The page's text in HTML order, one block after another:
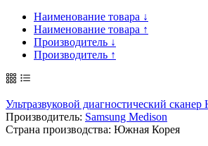
Наименование товара ↓
Наименование товара ↑
Производитель ↓
Производитель ↑
Ультразвуковой диагностический
Производитель: Samsung Medison
Страна производства: Южная Корея